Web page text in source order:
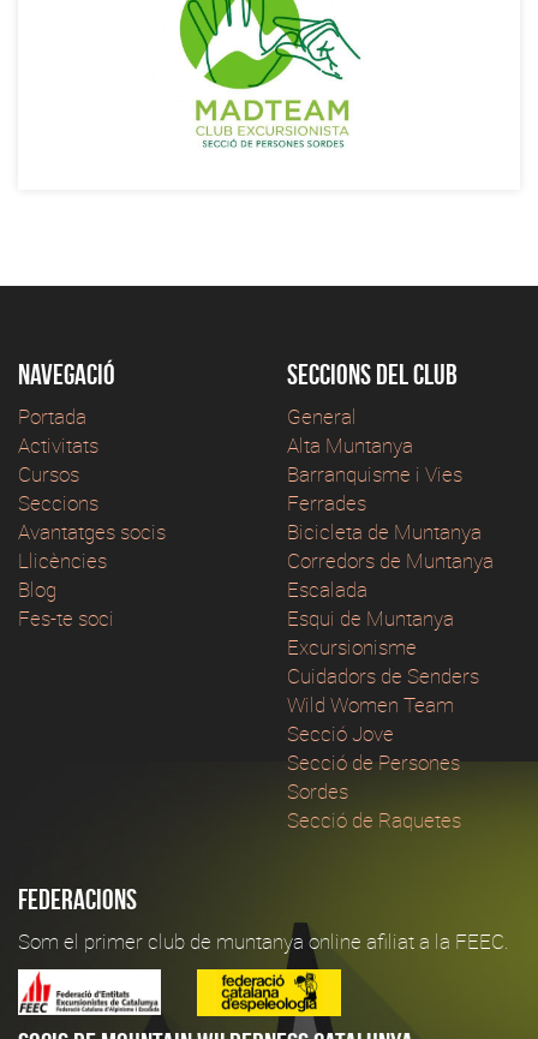
Navegació
Portada
Activitats
Cursos
Seccions
Avantatges socis
Llicències
Blog
Fes-te soci
Seccions del club
General
Alta Muntanya
Barranquisme i Vies
Ferrades
Bicicleta de Muntanya
Corredors de Muntanya
Escalada
Esqui de Muntanya
Excursionisme
Cuidadors de Senders
Wild Women Team
Secció Jove
Secció de Persones
Sordes
Secció de Raquetes
Federacions
Som el primer club de muntanya online afiliat a la FEEC.